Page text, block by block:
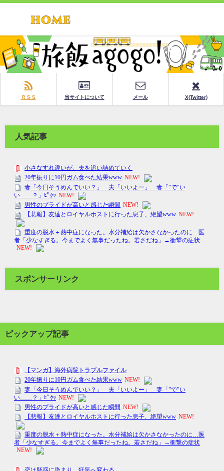
ＲＳＳ 当サイトについて メール X(Twitter)
人気記事
スポンサーリンク
ピックアップ記事